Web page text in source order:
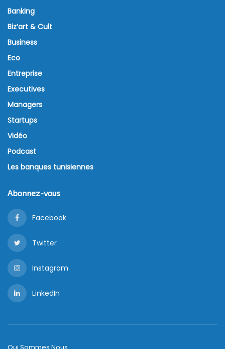
Banking
Biz’art & Cult
Business
Eco
Entreprise
Executives
Managers
Startups
Vidéo
Podcast
Les banques tunisiennes
Abonnez-vous
Facebook
Twitter
Instagram
LinkedIn